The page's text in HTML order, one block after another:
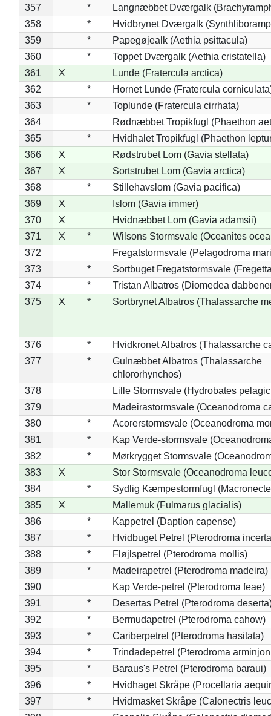
357 *
Langnæbbet Dværgalk
358
*
Hvidbrynet Dværgalk
359
*
Papegøjealk (Aethia psittacula)
360
*
Toppet Dværgalk (Aethia cristatella)
361
X
Lunde (Fratercula arctica)
362
*
Hornet Lunde (Fratercula
363
*
Toplunde (Fratercula cirrhata)
364
Rødnæbbet Tropikfugl (Phaethon
365
*
Hvidhalet Tropikfugl (Phaethon
366
X
Rødstrubet Lom (Gavia stellata)
367
X
Sortstrubet Lom (Gavia arctica)
368
*
Stillehavslom (Gavia pacifica)
369
X
Islom (Gavia immer)
370
X
Hvidnæbbet Lom (Gavia adamsii)
371
X *
Wilsons Stormsvale (Oceanites
372
Fregatstormsvale (Pelagodroma
373
*
Sortbuget Fregatstormsvale
374
*
Tristan Albatros (Diomedea
375
X * Sortbrynet Albatros (Thalassarche
376 *
Hvidkronet Albatros (Thalassarche
377
*
Gulnæbbet Albatros (Thalassarche
chlororhynchos)
378
Lille Stormsvale (Hydrobates
379
Madeirastormsvale (Oceanodroma
380
*
Acorerstormsvale (Oceanodroma
381
*
Kap Verde-stormsvale
382
*
Mørkrygget Stormsvale
383
X
Stor Stormsvale (Oceanodroma
384
*
Sydlig Kæmpestormfugl
385
X
Mallemuk (Fulmarus glacialis)
386
*
Kappetrel (Daption capense)
387
*
Hvidbuget Petrel (Pterodroma
388
*
Fløjlspetrel (Pterodroma mollis)
389
*
Madeirapetrel (Pterodroma madeira)
390
Kap Verde-petrel (Pterodroma feae)
391
*
Desertas Petrel (Pterodroma
392
*
Bermudapetrel (Pterodroma cahow)
393
*
Cariberpetrel (Pterodroma hasitata)
394
*
Trindadepetrel (Pterodroma
395
*
Baraus's Petrel (Pterodroma baraui)
396
*
Hvidhaget Skråpe (Procellaria
397
*
Hvidmasket Skråpe (Calonectris